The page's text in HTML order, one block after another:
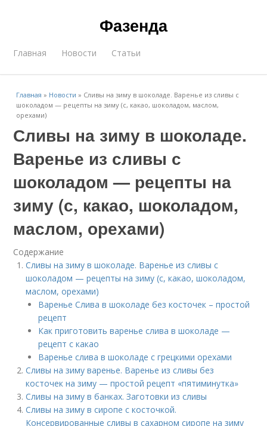
Фазенда
Главная Новости Статьи
Главная » Новости » Сливы на зиму в шоколаде. Варенье из сливы с
шоколадом — рецепты на зиму (с, какао, шоколадом, маслом,
орехами)
Сливы на зиму в шоколаде.
Варенье из сливы с
шоколадом — рецепты на
зиму (с, какао, шоколадом,
маслом, орехами)
Содержание
Сливы на зиму в шоколаде. Варенье из сливы с
шоколадом — рецепты на зиму (с, какао, шоколадом,
маслом, орехами)
Варенье Слива в шоколаде без косточек – простой
рецепт
Как приготовить варенье слива в шоколаде —
рецепт с какао
Варенье слива в шоколаде с грецкими орехами
Сливы на зиму варенье. Варенье из сливы без
косточек на зиму — простой рецепт «пятиминутка»
Сливы на зиму в банках. Заготовки из сливы
Сливы на зиму в сиропе с косточкой.
Консервированные сливы в сахарном сиропе на зиму